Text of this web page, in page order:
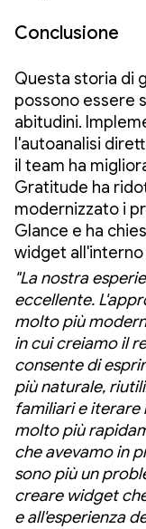
Conclusione
Questa storia di
possono essere
abitudini.
l'autoanalisi
il team ha
Gratitude ha
modernizzato i
Glance e ha
widget
"La nostra
eccellente.
molto più
in cui creiamo il
consente di
più naturale,
familiari e
molto più
che avevamo in
sono più un
creare widget
e all'esperienza